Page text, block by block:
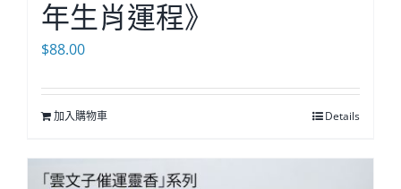
年生肖運程》
$88.00
加入購物車 Details